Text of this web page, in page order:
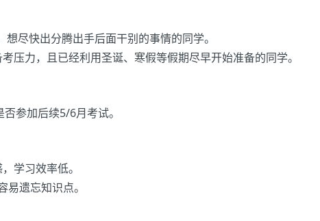
尽快出分腾出手后面干别的事情的同学。
压力，且已经利用圣诞、寒假等假期尽早开始准备的同学。
参加后续5/6月考试。
学习效率低。
遗忘知识点。